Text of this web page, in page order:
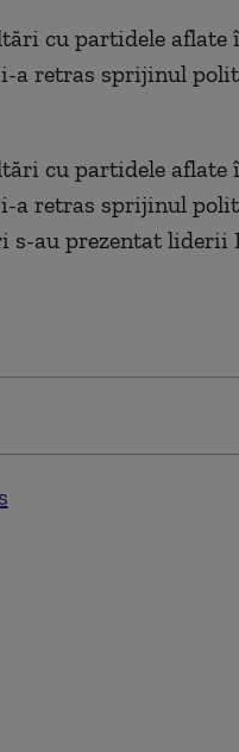
cu partidele aflate
i-a retras sprijinul
cu partidele aflate
i-a retras sprijinul
s-au prezentat liderii